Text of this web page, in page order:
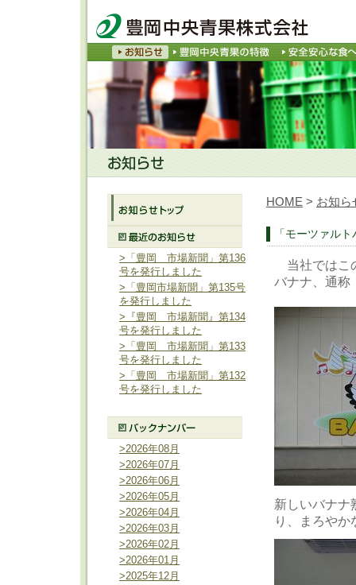
HOME > お知ら
「モーツァル
当社ではこ
バナナ、通称
新しいバナナ
り、まろや
>「豊岡 市場新聞」第136
号を発行しました
>「豊岡市場新聞」第135号
を発行しました
>『豊岡 市場新聞』第134
号を発行しました
>「豊岡 市場新聞」第133
号を発行しました
>「豊岡 市場新聞」第132
号を発行しました
>2026年08月
>2026年07月
>2026年06月
>2026年05月
>2026年04月
>2026年03月
>2026年02月
>2026年01月
>2025年12月